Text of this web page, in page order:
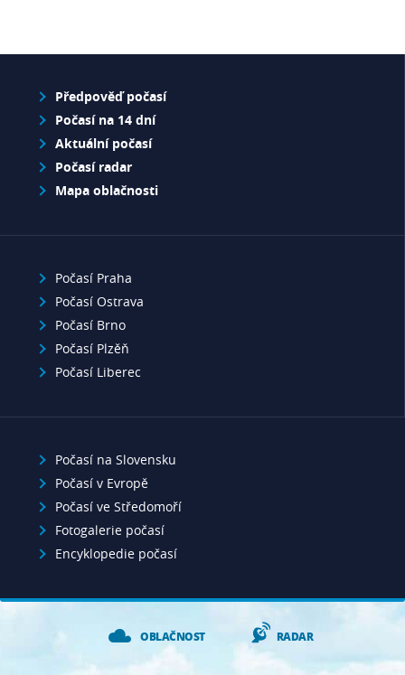
Předpověď počasí
Počasí na 14 dní
Aktuální počasí
Počasí radar
Mapa oblačnosti
Počasí Praha
Počasí Ostrava
Počasí Brno
Počasí Plzěň
Počasí Liberec
Počasí na Slovensku
Počasí v Evropě
Počasí ve Středomoří
Fotogalerie počasí
Encyklopedie počasí
OBLAČNOST RADAR